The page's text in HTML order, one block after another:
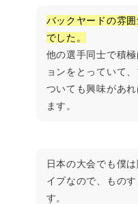
バックヤードの雰
でした。
他の選手同士で積
ョンをとっていて
ついても興味があ
ます。
日本の大会でも僕
イプなので、もの
す。